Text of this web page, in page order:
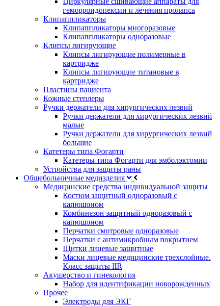
геморроидопексии и лечения пролапса
Клипаппликаторы
Клипаппликаторы многоразовые
Клипаппликаторы одноразовые
Клипсы лигирующие
Клипсы лигирующие полимерные в
картридже
Клипсы лигирующие титановые в
картридже
Пластины пациента
Кожные степлеры
Ручки держатели для хирургических лезвий
Ручки держатели для хирургических лезвий
малые
Ручки держатели для хирургических лезвий
большие
Катетеры типа Фогарти
Катетеры типа Фогарти для эмболэктомии
Устройства для защиты раны
Общебольничные медизделия
Медицинские средства индивидуальной защиты
Костюм защитный одноразовый с
капюшоном
Комбинезон защитный одноразовый с
капюшоном
Перчатки смотровые одноразовые
Перчатки с антимикробным покрытием
Щитки лицевые защитные
Маски лицевые медицинские трехслойные.
Класс защиты IIR
Акушерство и гинекология
Набор для идентификации новорожденных
Прочее
Электроды для ЭКГ